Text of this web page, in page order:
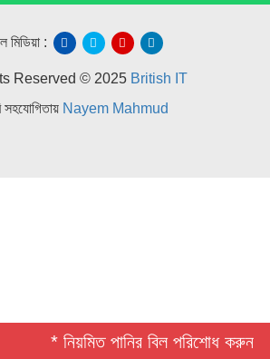
* নিয়মিত পানির বিল পরিশোধ
মিডিয়া :
Reserved © 2025 British IT
সহযোগিতায় Nayem Mahmud